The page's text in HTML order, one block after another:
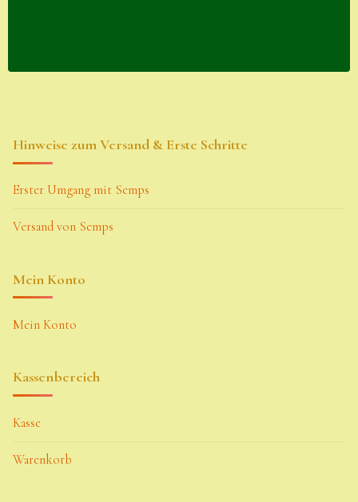
Hinweise zum Versand & Erste Schritte
Erster Umgang mit Semps
Versand von Semps
Mein Konto
Mein Konto
Kassenbereich
Kasse
Warenkorb